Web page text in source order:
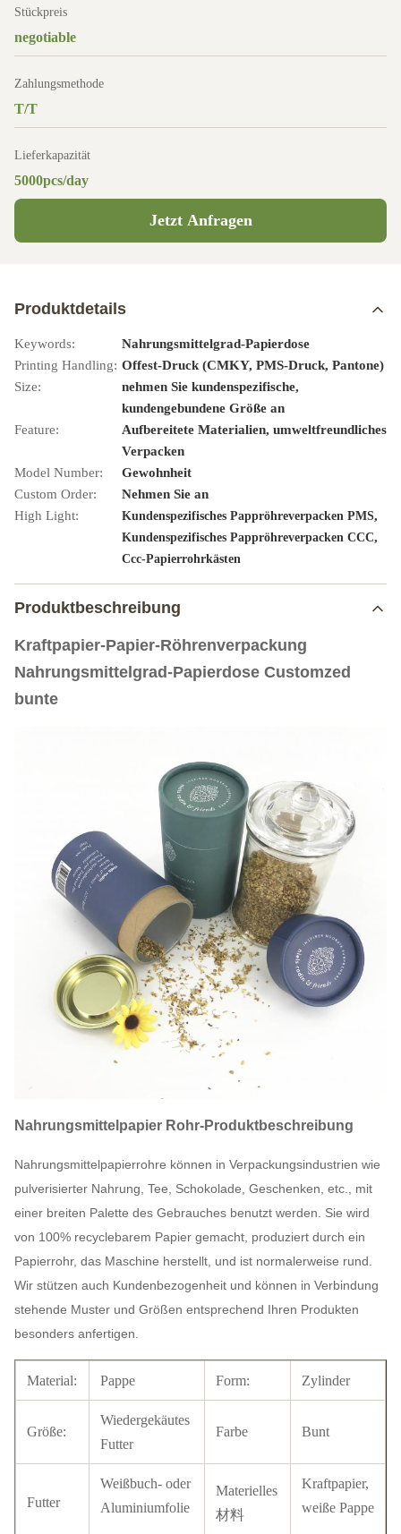
Stückpreis
negotiable
Zahlungsmethode
T/T
Lieferkapazität
5000pcs/day
Jetzt Anfragen
Produktdetails
Keywords:
Nahrungsmittelgrad-Papierdose
Printing Handling: Offest-Druck (CMKY, PMS-Druck, Pantone)
Size:
nehmen Sie kundenspezifische,
kundengebundene Größe an
Feature:
Aufbereitete Materialien, umweltfreundliches
Verpacken
Model Number:
Gewohnheit
Custom Order:
Nehmen Sie an
High Light:
Kundenspezifisches Pappröhreverpacken PMS,
Kundenspezifisches Pappröhreverpacken CCC,
Ccc-Papierrohrkästen
Produktbeschreibung
Kraftpapier-Papier-Röhrenverpackung
Nahrungsmittelgrad-Papierdose Customzed
bunte
Nahrungsmittelpapier Rohr-Produktbeschreibung
Nahrungsmittelpapierrohre können in Verpackungsindustrien wie
pulverisierter Nahrung, Tee, Schokolade, Geschenken, etc., mit
einer breiten Palette des Gebrauches benutzt werden. Sie wird
von 100% recyclebarem Papier gemacht, produziert durch ein
Papierrohr, das Maschine herstellt, und ist normalerweise rund.
Wir stützen auch Kundenbezogenheit und können in Verbindung
stehende Muster und Größen entsprechend Ihren Produkten
besonders anfertigen.
Material: Pappe Form: Zylinder
Größe:
Wiedergekäutes
Futter
Farbe Bunt
Futter
Weißbuch- oder
Aluminiumfolie
Materielles
材料
Kraftpapier,
weiße Pappe